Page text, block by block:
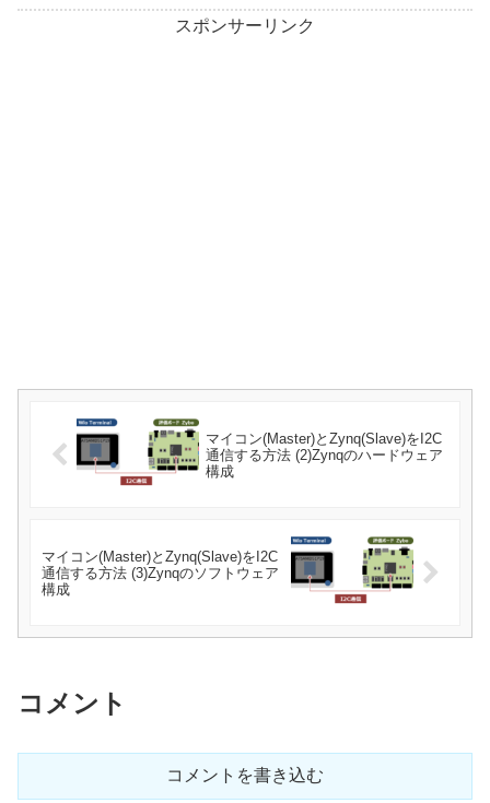
スポンサーリンク
マイコン(Master)とZynq(Slave)をI2C
通信する方法 (2)Zynqのハードウェア
構成
マイコン(Master)とZynq(Slave)をI2C
通信する方法 (3)Zynqのソフトウェア
構成
コメント
コメントを書き込む